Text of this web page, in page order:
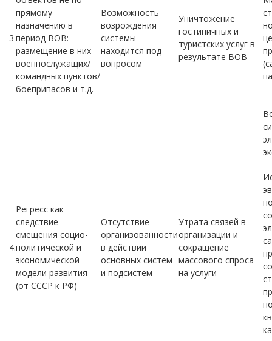
3
прямому
назначению в
период ВОВ:
размещение в них
военнослужащих/
командных пунктов/
боеприпасов и т.д.
Возможность
возрождения
системы
находится под
вопросом
Уничтожение
гостиничных и
туристских услуг в
результате ВОВ
4.
Регресс как
следствие
смещения социо-
политической и
экономической
модели развития
(от СССР к РФ)
Отсутствие
организованности
в действии
основных систем
и подсистем
Утрата связей в
организации и
сокращение
массового спроса
на услуги